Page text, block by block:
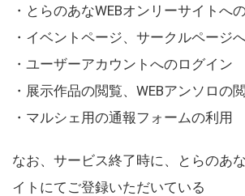
・とらのあなWEBオンリーサイトへ
・イベントページ、サークルページ
・ユーザーアカウントへのログイン
・展示作品の閲覧、WEBアンソロの
・マルシェ用の通報フォームの利用
なお、サービス終了時に、とらのあ
イトにてご登録いただいている